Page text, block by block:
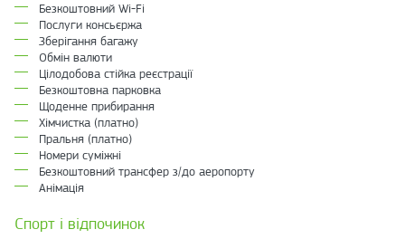
Безкоштовний Wi-Fi
Послуги консьєржа
Зберігання багажу
Обмін валюти
Цілодобова стійка реєстрації
Безкоштовна парковка
Щоденне прибирання
Хімчистка (платно)
Пральня (платно)
Номери суміжні
Безкоштовний трансфер з/до аеропорту
Анімація
Спорт і відпочинок